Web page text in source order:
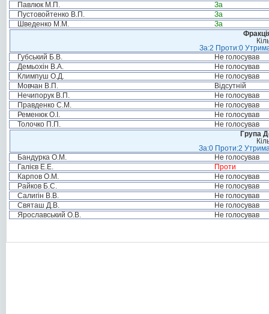
Павлюк М.П.
За
Пустовойтенко В.П.
За
Шведенко М.М.
За
За:2 Проти:0
Губський Б.В.
Не голосував
Демьохін В.А.
Не голосував
Климпуш О.Д.
Не голосував
Мовчан В.П.
Відсутній
Нечипорук В.П.
Не голосував
Правденко С.М.
Не голосував
Ременюк О.І.
Не голосував
Толочко П.П.
Не голосував
Група
За:0 Проти:2
Бандурка О.М.
Не голосував
Галієв Е.Е.
Проти
Карпов О.М.
Не голосував
Райков Б.С.
Не голосував
Салигін В.В.
Не голосував
Святаш Д.В.
Не голосував
Ярославський О.В.
Не голосував